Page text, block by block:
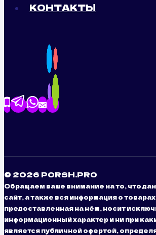
КОНТАКТЫ
© 2026 PORSH.PRO
Обращаем ваше внимание на то, что
сайт, а также вся информация о
предоставленная на нём, носит
информационный характер и ни при
является публичной офертой,